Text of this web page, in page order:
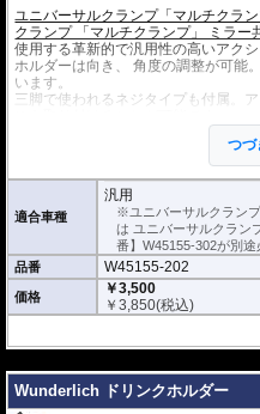
ユニバーサルクランプ「マルチクラ
クランプ 「マルチクランプ」 ミラ
使用する革新的で汎用性の高いアク
ホルダーは向き、 角度の調整が可能
います。
三脚で使われるネジタイプも付属。
つづ
適合車種
汎用
※ユニバーサルクラン
は ユニバーサルクラン
番】W45155-302が別途
品番
W45155-202
価格
￥3,500
￥3,850(税込)
Wunderlich ドリンクホルダー